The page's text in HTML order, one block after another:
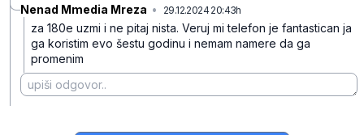
Nenad Mmedia Mreza • 29.12.2024 20:43h
za 180e uzmi i ne pitaj nista. Veruj mi telefon je fantastican ja
ga koristim evo šestu godinu i nemam namere da ga
promenim